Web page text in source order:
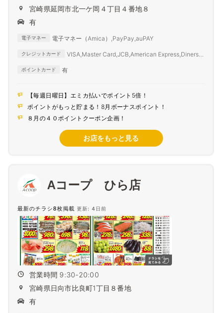
宮崎県延岡市北一ケ岡４丁目４番地８
有
電子マネー 電子マネー（Amica）,PayPay,auPAY
クレジットカード
VISA,Master Card,JCB,American Express,Diners
ポイントカード 有
【毎週日曜日】エミカ払いでポイント5倍！
ポイントがもっと貯まる！8月ボーナスポイント！
８月の４０ポイントクーポン企画！
お店をもっと見る
Aコープ ひら店
最新のチラシ8枚掲載 更新: 4日前
営業時間 9:30-20:00
宮崎県日向市比良町1丁目８番地
有